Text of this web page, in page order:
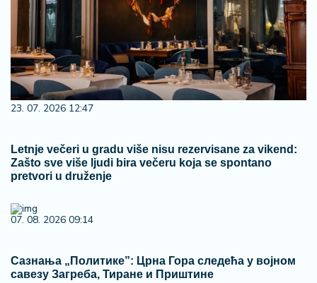
23. 07. 2026 12:47
Letnje večeri u gradu više nisu rezervisane za vikend:
Zašto sve više ljudi bira večeru koja se spontano
pretvori u druženje
07. 08. 2026 09:14
Сазнања „Политике”: Црна Гора следећа у војном
савезу Загреба, Тиране и Приштине